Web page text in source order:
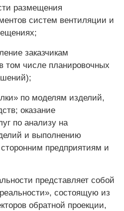
размещения
систем вентиляции и
заказчикам
том числе планировочных
по моделям изделий,
оказание
по анализу на
и выполнению
сторонним предприятиям и
представляет собой
состоящую из
обратной проекции,